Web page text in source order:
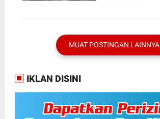
MUAT POSTINGAN LAINNYA
IKLAN DISINI